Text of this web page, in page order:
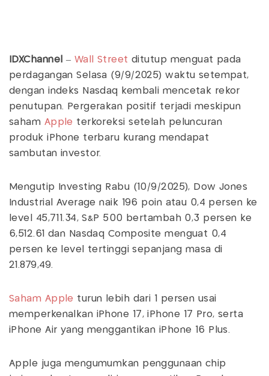
IDXChannel – Wall Street ditutup menguat pada
perdagangan Selasa (9/9/2025) waktu setempat,
dengan indeks Nasdaq kembali mencetak rekor
penutupan. Pergerakan positif terjadi meskipun
saham Apple terkoreksi setelah peluncuran
produk iPhone terbaru kurang mendapat
sambutan investor.
Mengutip Investing Rabu (10/9/2025), Dow Jones
Industrial Average naik 196 poin atau 0,4 persen ke
level 45,711.34, S&P 500 bertambah 0,3 persen ke
6,512.61 dan Nasdaq Composite menguat 0,4
persen ke level tertinggi sepanjang masa di
21.879,49.
Saham Apple turun lebih dari 1 persen usai
memperkenalkan iPhone 17, iPhone 17 Pro, serta
iPhone Air yang menggantikan iPhone 16 Plus.
Apple juga mengumumkan penggunaan chip